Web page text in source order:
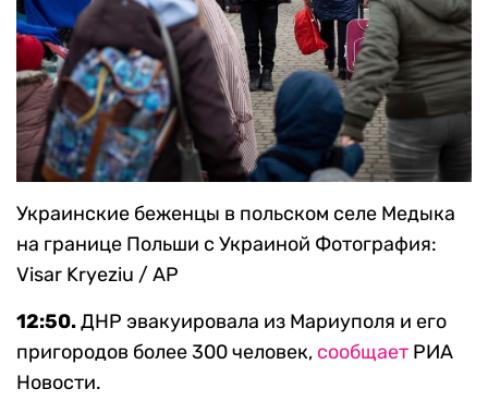
Украинские беженцы в польском селе Медыка
на границе Польши с Украиной Фотография:
Visar Kryeziu / AP
12:50.ДНР эвакуировала из Мариуполя и его
пригородов более 300 человек, сообщает РИА
Новости.